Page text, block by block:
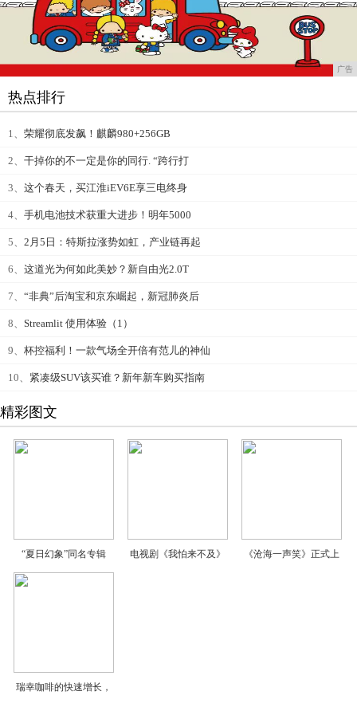
广告
热点排行
1、 荣耀彻底发飙！麒麟980+256GB
2、 干掉你的不一定是你的同行. “跨行打
3、 这个春天，买江淮iEV6E享三电终身
4、 手机电池技术获重大进步！明年5000
5、 2月5日：特斯拉涨势如虹，产业链再起
6、 这道光为何如此美妙？新自由光2.0T
7、 “非典”后淘宝和京东崛起，新冠肺炎后
8、 Streamlit 使用体验（1）
9、 杯控福利！一款气场全开倍有范儿的神仙
10、 紧凑级SUV该买谁？新年新车购买指南
精彩图文
“夏日幻象”同名专辑 电视剧《我怕来不及》 《沧海一声笑》正式上
瑞幸咖啡的快速增长，